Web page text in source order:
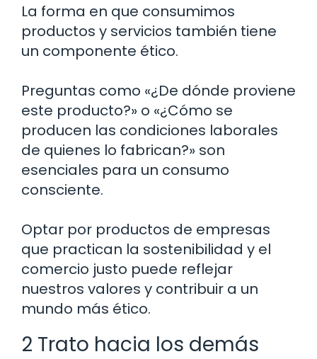
La forma en que consumimos
productos y servicios también tiene
un componente ético.
Preguntas como «¿De dónde proviene
este producto?» o «¿Cómo se
producen las condiciones laborales
de quienes lo fabrican?» son
esenciales para un consumo
consciente.
Optar por productos de empresas
que practican la sostenibilidad y el
comercio justo puede reflejar
nuestros valores y contribuir a un
mundo más ético.
2 Trato hacia los demás